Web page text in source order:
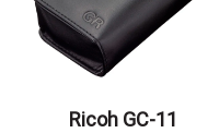
Ricoh GC-11